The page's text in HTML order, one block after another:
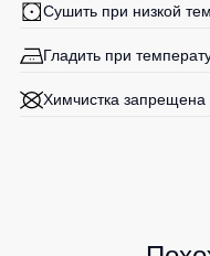
Сушить при низкой
Гладить при
Химчистка запрещена